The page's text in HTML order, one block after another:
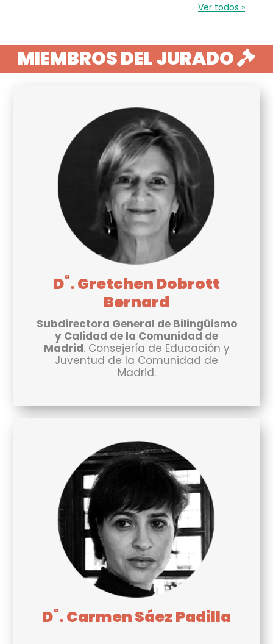
Ver todos »
MIEMBROS DEL JURADO
Dª. Gretchen Dobrott
Bernard
Subdirectora General de Bilingüismo
y Calidad de la Comunidad de
Madrid. Consejería de Educación y
Juventud de la Comunidad de
Madrid.
Dª. Carmen Sáez Padilla